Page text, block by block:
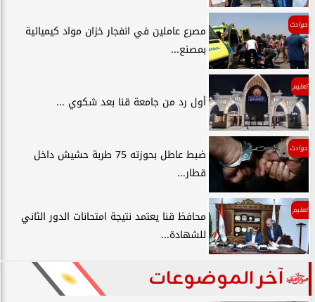
حوادث
مصرع عاملين في انفجار خزان مواد كيميائية
بمصنع...
تعليم
أول رد من جامعة قنا بعد شكوي ...
حوادث
ضبط عاطل بحوزته 75 طربة حشيش داخل
قطار...
تعليم
محافظ قنا يعتمد نتيجة امتحانات الدور الثاني
للشهادة...
آخر الموضوعات